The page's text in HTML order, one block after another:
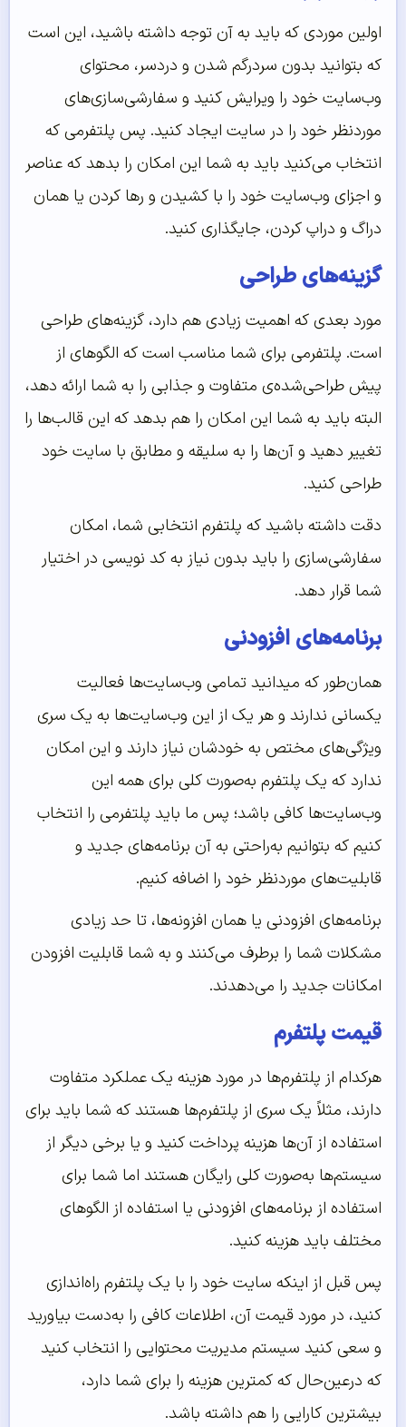
اولین موردی که باید به آن توجه داشته باشید، این است
که بتوانید بدون سردرگم شدن و دردسر، محتوای
وب‌سایت خود را ویرایش کنید و سفارشی‌سازی‌های
موردنظر خود را در سایت ایجاد کنید. پس پلتفرمی که
انتخاب می‌کنید باید به شما این امکان را بدهد که عناصر
و اجزای وب‌سایت خود را با کشیدن و رها کردن یا همان
دراگ و دراپ کردن، جایگذاری کنید.
گزینه‌های طراحی
مورد بعدی که اهمیت زیادی هم دارد، گزینه‌های طراحی
است. پلتفرمی برای شما مناسب است که الگوهای از
پیش طراحی‌شده‌ی متفاوت و جذابی را به شما ارائه دهد،
البته باید به شما این امکان را هم بدهد که این قالب‌ها را
تغییر دهید و آن‌ها را به سلیقه و مطابق با سایت خود
طراحی کنید.
دقت داشته باشید که پلتفرم انتخابی شما، امکان
سفارشی‌سازی را باید بدون نیاز به کد نویسی در اختیار
شما قرار دهد.
برنامه‌های افزودنی
همان‌طور که میدانید تمامی وب‌سایت‌ها فعالیت
یکسانی ندارند و هر یک از این وب‌سایت‌ها به یک سری
ویژگی‌های مختص به خودشان نیاز دارند و این امکان
ندارد که یک پلتفرم به‌صورت کلی برای همه این
وب‌سایت‌ها کافی باشد؛ پس ما باید پلتفرمی را انتخاب
کنیم که بتوانیم به‌راحتی به آن برنامه‌های جدید و
قابلیت‌های موردنظر خود را اضافه کنیم.
برنامه‌های افزودنی یا همان افزونه‌ها، تا حد زیادی
مشکلات شما را برطرف می‌کنند و به شما قابلیت افزودن
امکانات جدید را می‌دهدند.
قیمت پلتفرم
هرکدام از پلتفرم‌ها در مورد هزینه یک عملکرد متفاوت
دارند، مثلاً یک سری از پلتفرم‌ها هستند که شما باید برای
استفاده از آن‌ها هزینه پرداخت کنید و یا برخی دیگر از
سیستم‌ها به‌صورت کلی رایگان هستند اما شما برای
استفاده از برنامه‌های افزودنی یا استفاده از الگوهای
مختلف باید هزینه کنید.
پس قبل از اینکه سایت خود را با یک پلتفرم راه‌اندازی
کنید، در مورد قیمت آن، اطلاعات کافی را به‌دست بیاورید
و سعی کنید سیستم مدیریت محتوایی را انتخاب کنید
که درعین‌حال که کمترین هزینه را برای شما دارد،
بیشترین کارایی را هم داشته باشد.